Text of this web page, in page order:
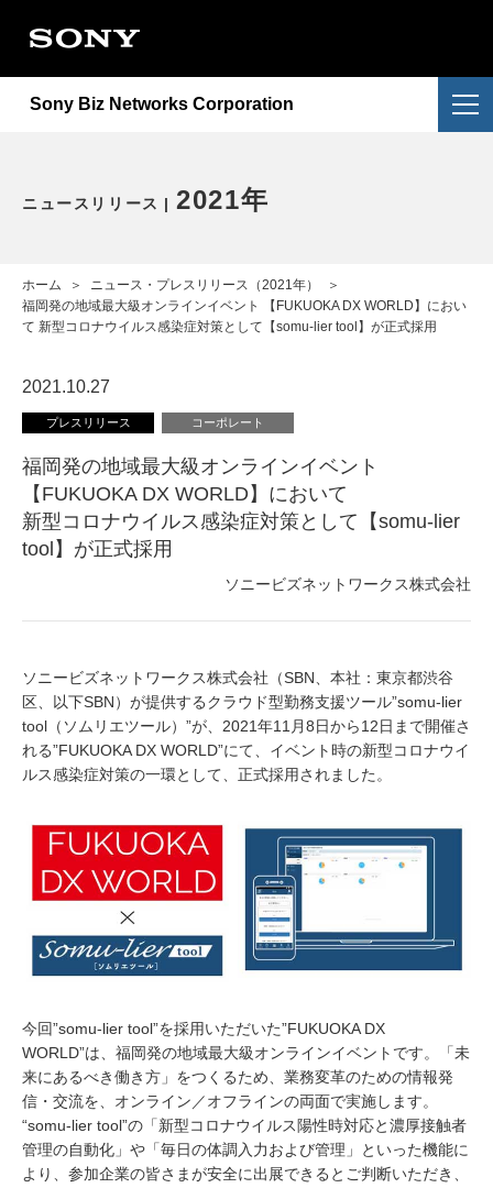
Sony Biz Networks Corporation
会社情報
アクセス
提供サービス
NURO Biz
2026年
2024年
2022年
重要なお知らせ
採用情報
ニュースリリース 2021年
ホーム ＞ ニュース・プレスリリース（2021年）
＞
福岡発の地域最大級オンラインイベント 【FUKUOKA DX WORLD】におい
て 新型コロナウイルス感染症対策として【somu-lier tool】が正式採用
2021.10.27
プレスリリース コーポレート
福岡発の地域最大級オンラインイベント
【FUKUOKA DX WORLD】において
新型コロナウイルス感染症対策として【somu-lier
tool】が正式採用
ソニービズネットワークス株式会社
ソニービズネットワークス株式会社（SBN、本社：東京都渋谷
区、以下SBN）が提供するクラウド型勤務支援ツール”somu-lier
tool（ソムリエツール）”が、2021年11月8日から12日まで開催さ
れる”FUKUOKA DX WORLD”にて、イベント時の新型コロナウイ
ルス感染症対策の一環として、正式採用されました。
今回”somu-lier tool”を採用いただいた”FUKUOKA DX
WORLD”は、福岡発の地域最大級オンラインイベントです。「未
来にあるべき働き方」をつくるため、業務変革のための情報発
信・交流を、オンライン／オフラインの両面で実施します。
“somu-lier tool”の「新型コロナウイルス陽性時対応と濃厚接触者
管理の自動化」や「毎日の体調入力および管理」といった機能に
より、参加企業の皆さまが安全に出展できるとご判断いただき、